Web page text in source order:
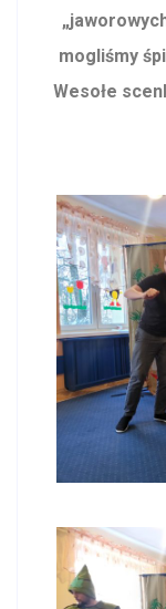
mogliśmy
Wesołe